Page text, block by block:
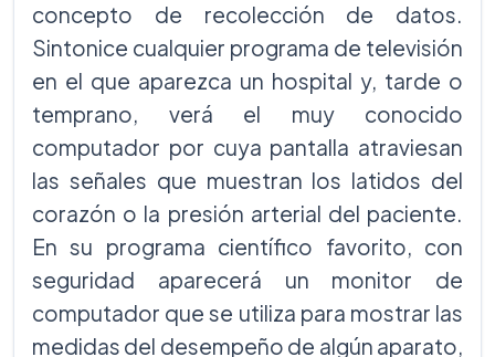
concepto de recolección de datos.
Sintonice cualquier programa de televisión
en el que aparezca un hospital y, tarde o
temprano, verá el muy conocido
computador por cuya pantalla atraviesan
las señales que muestran los latidos del
corazón o la presión arterial del paciente.
En su programa científico favorito, con
seguridad aparecerá un monitor de
computador que se utiliza para mostrar las
medidas del desempeño de algún aparato,